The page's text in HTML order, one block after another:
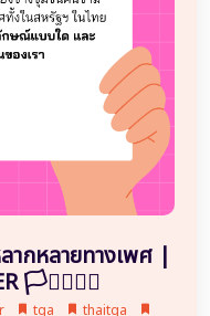
ากหลายทางเพศ |
🏳️‍⚧️🏳️‍🌈💖
tga
thaitga